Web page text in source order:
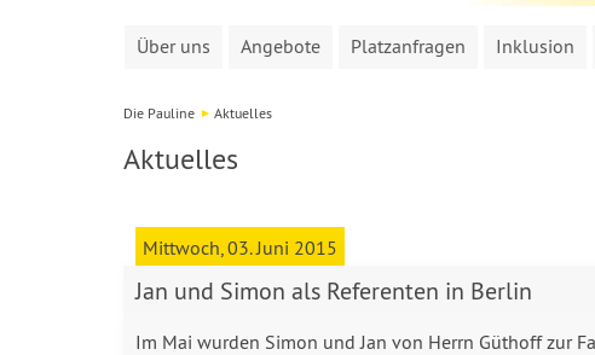
Über uns Angebote Platzanfragen Inklusion
Die Pauline Aktuelles
Aktuelles
Mittwoch, 03. Juni 2015
Jan und Simon als Referenten in Berlin
Im Mai wurden Simon und Jan von Herrn Güthoff zur